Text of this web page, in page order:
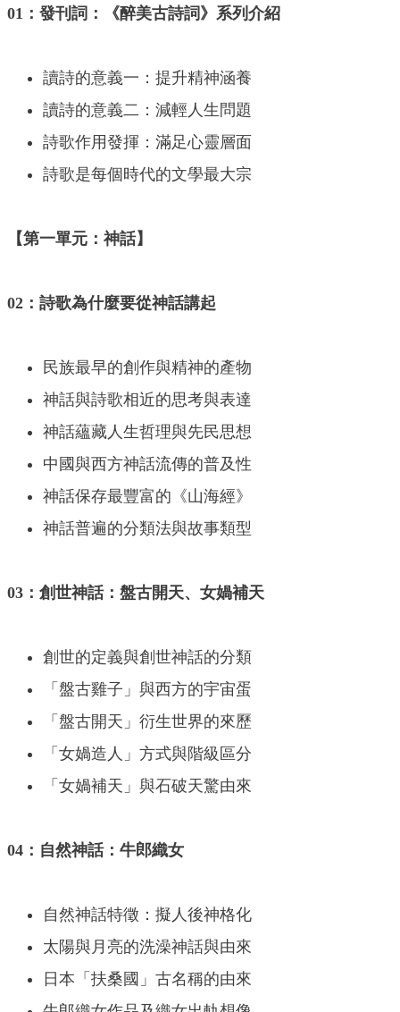
01：發刊詞：《醉美古詩詞》系列介紹
讀詩的意義一：提升精神涵養
讀詩的意義二：減輕人生問題
詩歌作用發揮：滿足心靈層面
詩歌是每個時代的文學最大宗
【第一單元：神話】
02：詩歌為什麼要從神話講起
民族最早的創作與精神的產物
神話與詩歌相近的思考與表達
神話蘊藏人生哲理與先民思想
中國與西方神話流傳的普及性
神話保存最豐富的《山海經》
神話普遍的分類法與故事類型
03：創世神話：盤古開天、女媧補天
創世的定義與創世神話的分類
「盤古雞子」與西方的宇宙蛋
「盤古開天」衍生世界的來歷
「女媧造人」方式與階級區分
「女媧補天」與石破天驚由來
04：自然神話：牛郎織女
自然神話特徵：擬人後神格化
太陽與月亮的洗澡神話與由來
日本「扶桑國」古名稱的由來